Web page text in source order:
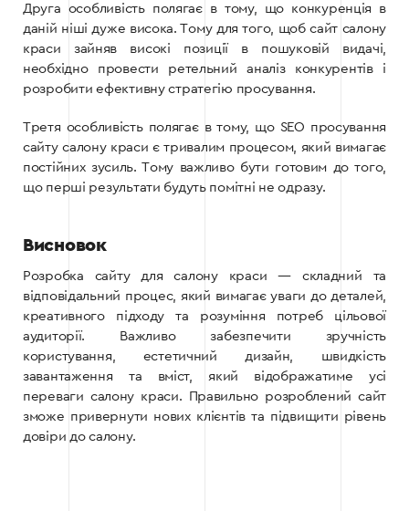
Друга особливість полягає в тому, що конкуренція в
даній ніші дуже висока. Тому для того, щоб сайт салону
краси зайняв високі позиції в пошуковій видачі,
необхідно провести ретельний аналіз конкурентів і
розробити ефективну стратегію просування.
Третя особливість полягає в тому, що SEO просування
сайту салону краси є тривалим процесом, який вимагає
постійних зусиль. Тому важливо бути готовим до того,
що перші результати будуть помітні не одразу.
Висновок
Розробка сайту для салону краси — складний та
відповідальний процес, який вимагає уваги до деталей,
креативного підходу та розуміння потреб цільової
аудиторії. Важливо забезпечити зручність
користування, естетичний дизайн, швидкість
завантаження та вміст, який відображатиме усі
переваги салону краси. Правильно розроблений сайт
зможе привернути нових клієнтів та підвищити рівень
довіри до салону.